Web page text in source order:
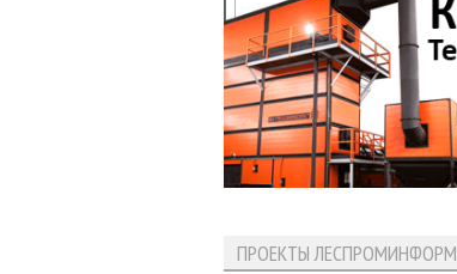
ПРОЕКТЫ ЛЕСПРОМИНФОРМ